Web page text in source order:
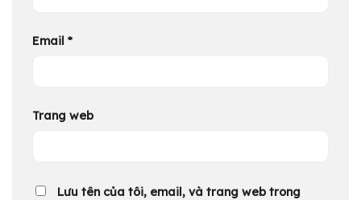
Email *
Trang web
Lưu tên của tôi, email, và trang web trong